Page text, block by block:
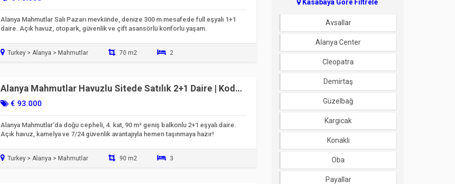
Alanya Mahmutlar Salı Pazarı mevkiinde, denize 300 m mesafede full eşyalı 1+1
daire. Açık havuz, otopark, güvenlik ve çift asansörlü konforlu yaşam.
Turkey > Alanya > Mahmutlar 70 m2 2
Alanya Mahmutlar Havuzlu Sitede Satılık 2+1 Daire | Kod
6557€ 93.000
Alanya Mahmutlar'da doğu cepheli, 4. kat, 90 m² geniş balkonlu 2+1 eşyalı daire.
Açık havuz, kamelya ve 7/24 güvenlik avantajıyla hemen taşınmaya hazır!
Turkey > Alanya > Mahmutlar 90 m2 3
Kasabaya Göre Filtrele
Avsallar
Alanya Center
Cleopatra
Demirtaş
Güzelbağ
Kargıcak
Konaklı
Oba
Payallar